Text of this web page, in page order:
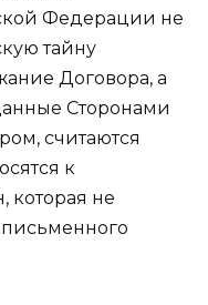
Федерации не
тайну
Договора, а
Сторонами
считаются
к
которая не